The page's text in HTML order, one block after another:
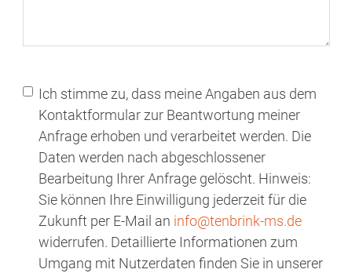
Ich stimme zu, dass meine Angaben aus dem
Kontaktformular zur Beantwortung meiner
Anfrage erhoben und verarbeitet werden. Die
Daten werden nach abgeschlossener
Bearbeitung Ihrer Anfrage gelöscht. Hinweis:
Sie können Ihre Einwilligung jederzeit für die
Zukunft per E-Mail an info@tenbrink-ms.de
widerrufen. Detaillierte Informationen zum
Umgang mit Nutzerdaten finden Sie in unserer